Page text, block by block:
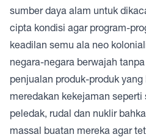
sumber daya alam untuk
cipta kondisi agar program-
keadilan semu ala neo
negara-negara berwajah
penjualan produk-produk
meredakan kekejaman
peledak, rudal dan nuklir
massal buatan mereka agar